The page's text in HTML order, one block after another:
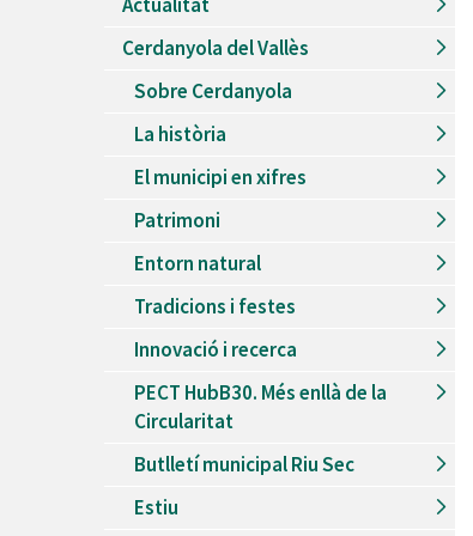
Recursos Humans
Del26/06/2026al30/08/2026
Patis oberts temporada d'estiu
Piscines d'estiu a Cerdanyola
Del01/06/2026al30/09/2026
Refugis climàtics a Cerdanyola
Jocs d'aigua del Parc Cordelles
Del01/07/2024al31/08/2026
Decorem! Conte 'La truita de nabius'
Cerdanyola del Vallès
Sobre Cerdanyola
La història
El municipi en xifres
Patrimoni
Entorn natural
Tradicions i festes
Innovació i recerca
PECT HubB30. Més enllà de la
Circularitat
Butlletí municipal Riu Sec
Estiu